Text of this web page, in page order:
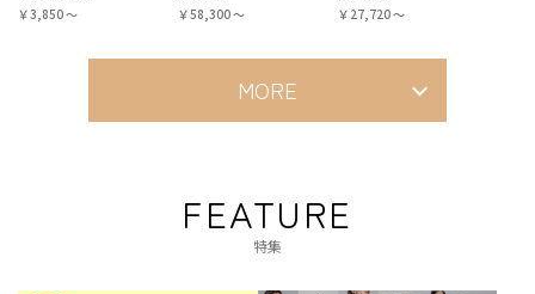
￥3,850 〜
￥58,300 〜
￥27,720 〜
MORE
FEATURE
特集